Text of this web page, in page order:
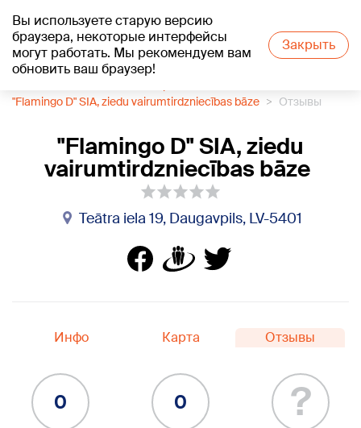
Вы используете старую версию
браузера, некоторые интерфейсы
могут работать. Мы рекомендуем вам
обновить ваш браузер!
Закрыть
+21°C
"Flamingo D" SIA, ziedu vairumtirdzniecības bāze
Отзывы
"Flamingo D" SIA, ziedu
vairumtirdzniecības bāze
Teātra iela 19, Daugavpils, LV-5401
Инфо Карта Отзывы
0 0 ?